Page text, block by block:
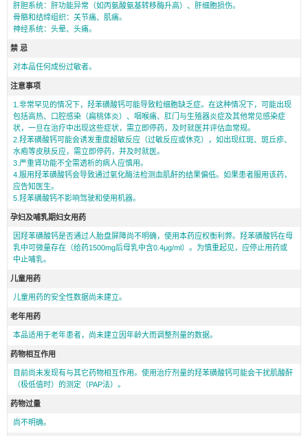
肝胆系统：肝功能异常（如丙氨酸氨基转移酶升高）、肝细胞损伤。
骨骼和结缔组织：关节痛、肌痛。
神经系统：头晕、头痛。
禁 忌
对本品任何成份过敏者。
注意事项
1.非常罕见的情况下，羟苯磺酸钙可能导致粒细胞缺乏症。在这种情况下，可能出现
包括高热、口腔感染（扁桃体炎）、咽喉痛、肛门与生殖器炎症及其他常见感染症
状，一旦在治疗中出现这些症状，需立即停药，及时就医并评估血常规。
2.羟苯磺酸钙可能会诱发重度超敏反应（过敏反应或休克），如出现红斑、斑丘疹、
水疱等皮肤反应，需立即停药，并及时就医。
3.严重肾功能不全需透析的病人应慎用。
4.服用羟苯磺酸钙会导致通过氧化酶法检测血肌酐的结果偏低。如果患者服用该药，
应告知医生。
5.羟苯磺酸钙不影响驾驶和使用机器。
孕妇及哺乳期妇女用药
因羟苯磺酸钙是否通过人胎盘屏障尚不明确，使用本药应权衡利弊。羟苯磺酸钙在母
乳中可微量存在（给药1500mg后母乳中含0.4μg/ml）。为慎重起见，应停止用药或
中止哺乳。
儿童用药
儿童用药的安全性数据尚未建立。
老年用药
本品适用于老年患者，尚未建立因年龄大而调整剂量的数据。
药物相互作用
目前尚未发现有与其它药物相互作用。使用治疗剂量的羟苯磺酸钙可能会干扰肌酸酐
（极低值时）的测定（PAP法）。
药物过量
尚不明确。